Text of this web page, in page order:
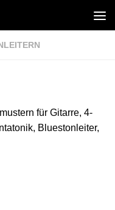
für Gitarre, 4-
Bluestonleiter,